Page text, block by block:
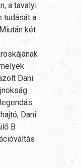
a tavalyi
tudását a
két
Dani
Dani
B